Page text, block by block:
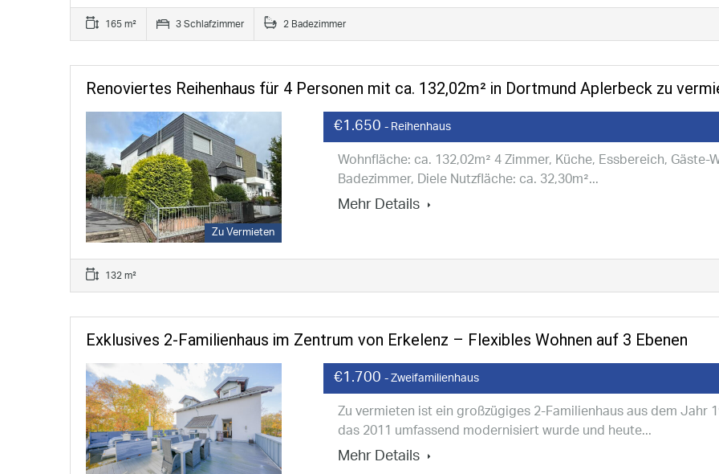
165 m² 3 Schlafzimmer 2 Badezimmer
Renoviertes Reihenhaus für 4 Personen mit ca. 132,02m² in Dortmund Aplerbeck zu
Zu Vermieten
€1.650 - Reihenhaus
Wohnfläche: ca. 132,02m² 4 Zimmer, Küche, Essbereich, Gäste-
Badezimmer, Diele Nutzfläche: ca. 32,30m²...
Mehr Details
132 m²
Exklusives 2-Familienhaus im Zentrum von Erkelenz – Flexibles Wohnen auf 3 Ebenen
€1.700 - Zweifamilienhaus
Zu vermieten ist ein großzügiges 2-Familienhaus aus dem Jahr
das 2011 umfassend modernisiert wurde und heute...
Mehr Details